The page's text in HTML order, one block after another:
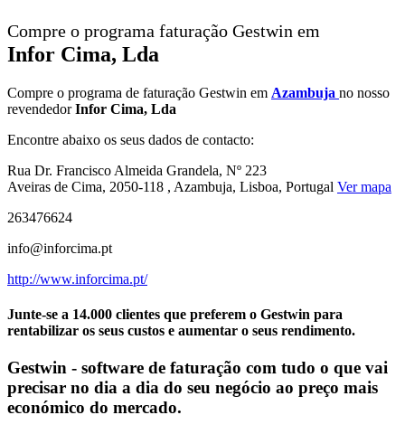
Compre o programa faturação Gestwin em
Infor Cima, Lda
Compre o programa de faturação Gestwin em Azambuja no nosso
revendedorInfor Cima, Lda
Encontre abaixo os seus dados de contacto:
Rua Dr. Francisco Almeida Grandela, Nº 223
Aveiras de Cima, 2050-118 , Azambuja, Lisboa, Portugal Ver mapa
263476624
info@inforcima.pt
http://www.inforcima.pt/
Junte-se a 14.000 clientes que preferem o Gestwin para
rentabilizar os seus custos e aumentar o seus rendimento.
Gestwin - software de faturação com tudo o que vai
precisar no dia a dia do seu negócio ao preço mais
económico do mercado.